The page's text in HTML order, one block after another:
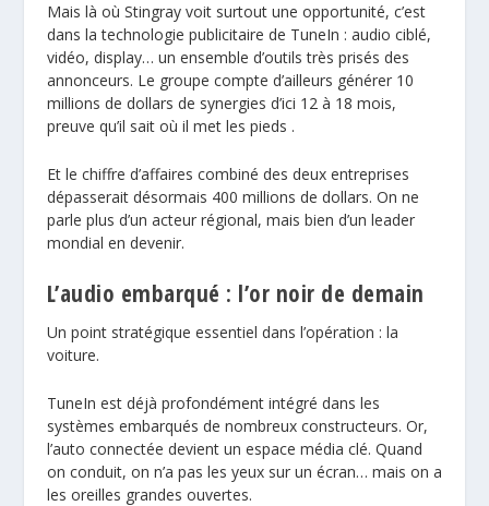
Mais là où Stingray voit surtout une opportunité, c’est
dans la technologie publicitaire de TuneIn : audio ciblé,
vidéo, display… un ensemble d’outils très prisés des
annonceurs. Le groupe compte d’ailleurs générer 10
millions de dollars de synergies d’ici 12 à 18 mois,
preuve qu’il sait où il met les pieds .
Et le chiffre d’affaires combiné des deux entreprises
dépasserait désormais 400 millions de dollars. On ne
parle plus d’un acteur régional, mais bien d’un leader
mondial en devenir.
L’audio embarqué : l’or noir de demain
Un point stratégique essentiel dans l’opération : la
voiture.
TuneIn est déjà profondément intégré dans les
systèmes embarqués de nombreux constructeurs. Or,
l’auto connectée devient un espace média clé. Quand
on conduit, on n’a pas les yeux sur un écran… mais on a
les oreilles grandes ouvertes.